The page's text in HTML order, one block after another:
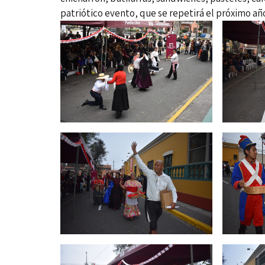
patriótico evento, que se repetirá el próximo